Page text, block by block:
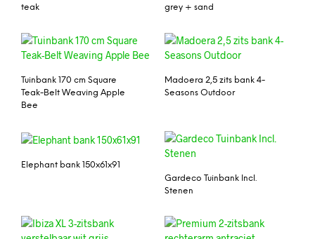
teak
grey + sand
Tuinbank 170 cm Square
Teak-Belt Weaving Apple
Bee
Madoera 2,5 zits bank 4-
Seasons Outdoor
Elephant bank 150x61x91
Gardeco Tuinbank Incl.
Stenen